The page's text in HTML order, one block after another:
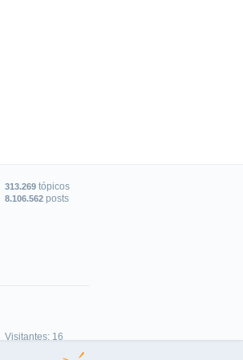
313.269 tópicos
8.106.562 posts
Visitantes: 16